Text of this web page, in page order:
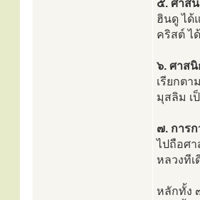
๕. ศาส
ฮินดู ได้
คริสต์ ไ
๖. ศาส
เรียกต
มุสลิม เ
๗. การ
ไปถือศ
หลวงทีเ
หลักทั้ง